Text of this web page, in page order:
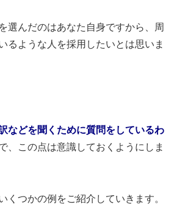
選んだのはあなた自身ですから、周
るような人を採用したいとは思いま
などを聞くために質問をしているわ
、この点は意識しておくようにしま
くつかの例をご紹介していきます。